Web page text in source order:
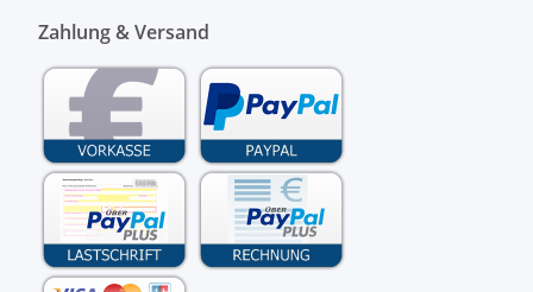
Zahlung & Versand